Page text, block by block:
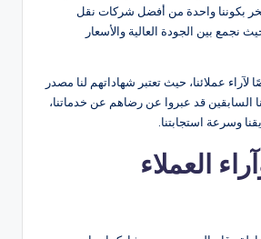
بكوننا واحدة من أفضل شركات نقل
نجمع بين الجودة العالية والأسعار
لآراء عملائنا، حيث تعتبر شهاداتهم لنا مصدر
السابقين قد عبروا عن رضاهم عن خدماتنا،
وسرعة استجابتنا.
العملاء